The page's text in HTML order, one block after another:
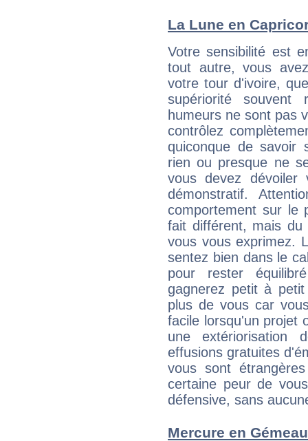
La Lune en
Votre sensibilité est
tout autre, vous
votre tour d'ivoire,
supériorité souvent
humeurs ne sont pas
contrôlez
quiconque de savoir
rien ou presque ne
vous devez
démonstratif.
comportement sur le
fait différent, mais du
vous vous exprimez.
sentez bien dans le
pour rester
gagnerez petit à
plus de vous car
facile lorsqu'un projet
une extériorisation
effusions gratuites
vous sont
certaine peur de
défensive, sans
Mercure en